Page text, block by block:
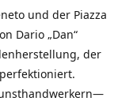
und der Piazza
Dario „Dan“
der